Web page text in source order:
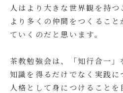
人はより大きな世界観を持つ
より多くの仲間をつくるこ
ていくのだと思います。
茶教勉強会は、「知行合一」
知識を得るだけでなく実践に
人格として身につけることを